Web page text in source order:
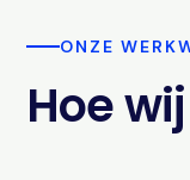
ONZE
Hoe